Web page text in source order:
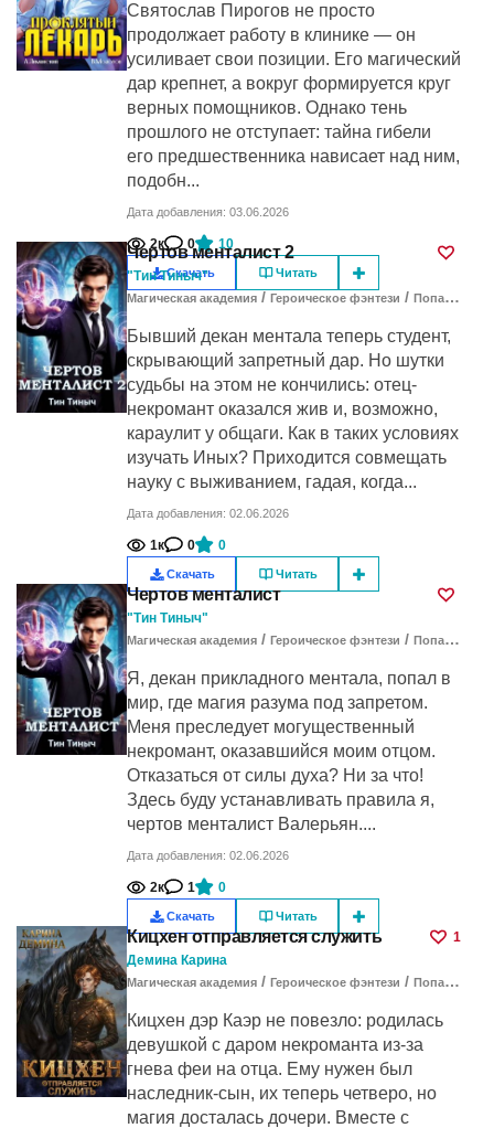
Святослав Пирогов не просто
продолжает работу в клинике — он
усиливает свои позиции. Его магический
дар крепнет, а вокруг формируется круг
верных помощников. Однако тень
прошлого не отступает: тайна гибели
его предшественника нависает над ним,
подобн...
Дата добавления: 03.06.2026
2к 0 10
Скачать Читать
Чертов менталист 2
"Тин Тиныч"
Магическая академия / Героическое фэнтези / Попаданцы в другие миры
Бывший декан ментала теперь студент,
скрывающий запретный дар. Но шутки
судьбы на этом не кончились: отец-
некромант оказался жив и, возможно,
караулит у общаги. Как в таких условиях
изучать Иных? Приходится совмещать
науку с выживанием, гадая, когда...
Дата добавления: 02.06.2026
1к 0 0
Скачать Читать
Чертов менталист
"Тин Тиныч"
Магическая академия / Героическое фэнтези / Попаданцы в другие миры
Я, декан прикладного ментала, попал в
мир, где магия разума под запретом.
Меня преследует могущественный
некромант, оказавшийся моим отцом.
Отказаться от силы духа? Ни за что!
Здесь буду устанавливать правила я,
чертов менталист Валерьян....
Дата добавления: 02.06.2026
2к 1 0
Скачать Читать
Кицхен отправляется служить
1
Демина Карина
Магическая академия / Героическое фэнтези / Попаданцы в другие миры
Кицхен дэр Каэр не повезло: родилась
девушкой с даром некроманта из-за
гнева феи на отца. Ему нужен был
наследник-сын, их теперь четверо, но
магия досталась дочери. Вместе с